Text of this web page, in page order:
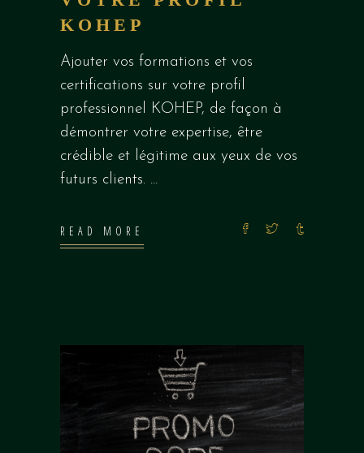
KOHEP
Ajouter vos formations et vos
certifications sur votre profil
professionnel KOHEP, de façon à
démontrer votre expertise, être
crédible et légitime aux yeux de vos
futurs clients.
READ MORE